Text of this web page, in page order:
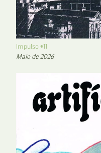
Impulso #11
Maio de 2026